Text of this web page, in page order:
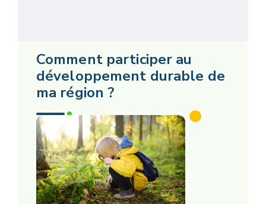
Comment participer au
développement durable de
ma région ?